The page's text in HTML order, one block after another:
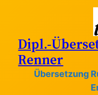
Dipl.-
Renner
Übersetzung